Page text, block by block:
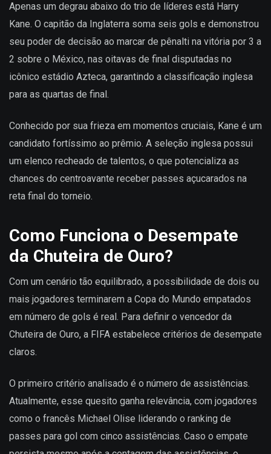
Apenas um degrau abaixo do trio de líderes está Harry
Kane. O capitão da Inglaterra soma seis gols e demonstrou
seu poder de decisão ao marcar de pênalti na vitória por 3 a
2 sobre o México, nas oitavas de final disputadas no
icônico estádio Azteca, garantindo a classificação inglesa
para as quartas de final.
Conhecido por sua frieza em momentos cruciais, Kane é um
candidato fortíssimo ao prêmio. A seleção inglesa possui
um elenco recheado de talentos, o que potencializa as
chances do centroavante receber passes açucarados na
reta final do torneio.
Como Funciona o Desempate
da Chuteira de Ouro?
Com um cenário tão equilibrado, a possibilidade de dois ou
mais jogadores terminarem a Copa do Mundo empatados
em número de gols é real. Para definir o vencedor da
Chuteira de Ouro, a FIFA estabelece critérios de desempate
claros.
O primeiro critério analisado é o número de assistências.
Atualmente, esse quesito ganha relevância, com jogadores
como o francês Michael Olise liderando o ranking de
passes para gol com cinco assistências. Caso o empate